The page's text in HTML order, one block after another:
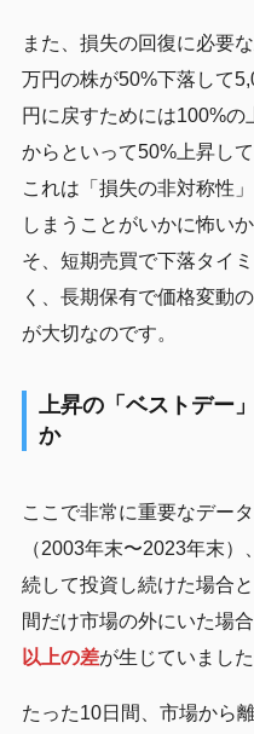
また、損失の回復に必要
万円の株が50%下落して
円に戻すためには100%
からといって50%上昇し
これは「損失の非対称性
しまうことがいかに怖い
そ、短期売買で下落タイ
く、長期保有で価格変動
が大切なのです。
上昇の「ベストデー
か
ここで非常に重要なデー
（2003年末〜2023年末
続して投資し続けた場合
間だけ市場の外にいた場
以上の差が生じていました
たった10日間、市場から